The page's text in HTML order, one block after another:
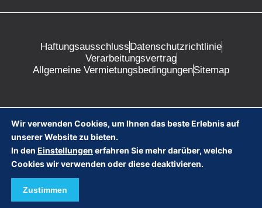
HaftungsausschlussDatenschutzrichtlinie
Verarbeitungsvertrag
Allgemeine VermietungsbedingungenSitemap
+31 (0) 30 2410972
info@scharfftechniek.nl
SOLID RESULTS: BAUEN AUF DEM
Wir verwenden Cookies, um Ihnen das beste Erlebnis auf
unserer Website zu bieten.
In den Einstellungen erfahren Sie mehr darüber, welche
Cookies wir verwenden oder diese deaktivieren.
Zustimmen